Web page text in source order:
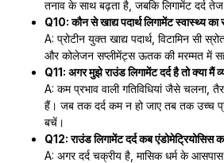
तनाव के साथ बढ़ता है, जबकि लिगामेंट दर्द तेज
Q10: कौन से खाद्य पदार्थ लिगामेंट स्वास्थ्य
A: प्रोटीन युक्त खाद्य पदार्थ, विटामिन सी
और कोलेजन सप्लीमेंट्स ऊतक की मरम्मत में
Q11: अगर मुझे राउंड लिगामेंट दर्द है तो क्या मैं
A: कम प्रभाव वाली गतिविधियां जैसे चलना,
हैं। जब तक दर्द कम न हो जाए तब तक उच्च
बचें।
Q12: राउंड लिगामेंट दर्द कब एंडोमेट्रियोसिस
A: अगर दर्द चक्रीय है, मासिक धर्म के